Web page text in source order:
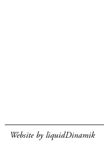
Website by liquidDinamik